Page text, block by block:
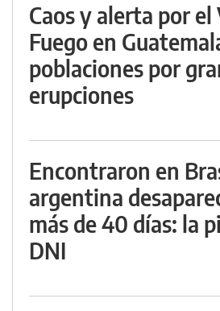
Caos y alerta por el
Fuego en
poblaciones por
erupciones
Encontraron en
argentina
más de 40 días: la
DNI